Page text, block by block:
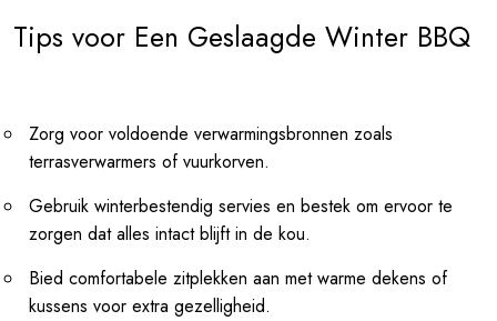
Tips voor Een Geslaagde Winter BBQ
Zorg voor voldoende verwarmingsbronnen zoals
terrasverwarmers of vuurkorven.
Gebruik winterbestendig servies en bestek om ervoor te
zorgen dat alles intact blijft in de kou.
Bied comfortabele zitplekken aan met warme dekens of
kussens voor extra gezelligheid.